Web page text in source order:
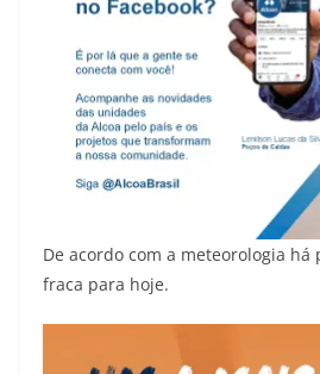
De acordo com a meteorologia há
fraca para hoje.